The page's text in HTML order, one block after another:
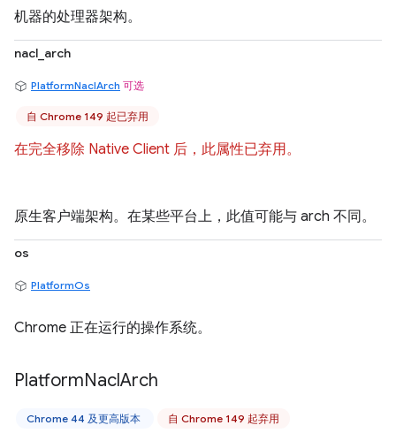
机器的处理器架构。
nacl_arch
PlatformNaclArch 可选
自 Chrome 149 起已弃用
在完全移除 Native Client 后，此属性已弃用。
原生客户端架构。在某些平台上，此值可能与 arch 不同。
os
PlatformOs
Chrome 正在运行的操作系统。
PlatformNaclArch
Chrome 44 及更高版本 自 Chrome 149 起弃用